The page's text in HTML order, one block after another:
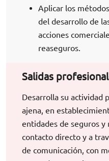
Aplicar los
del desarrollo de
acciones
reaseguros.
Salidas
Desarrolla su actividad
ajena, en
entidades de seguros y
contacto directo y a
de comunicación, con